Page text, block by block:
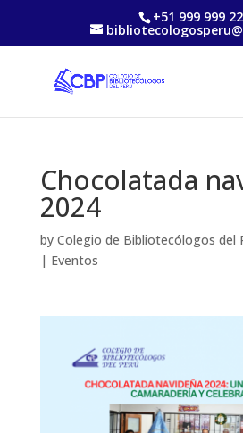
+51 999 999
Chocolatada
2024
by Colegio de Bibliotecólogos del
| Eventos